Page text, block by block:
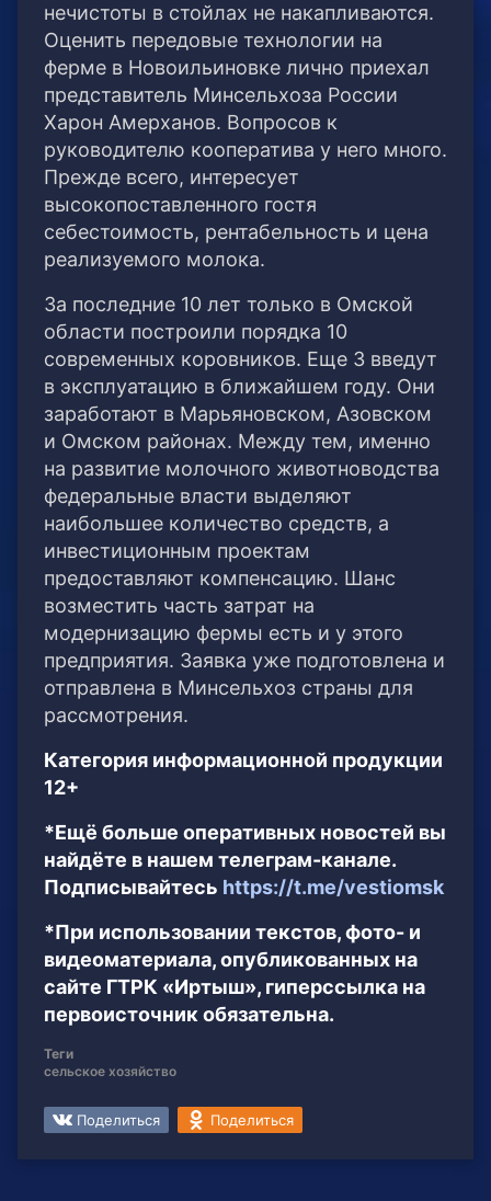
нечистоты в стойлах не накапливаются.
Оценить передовые технологии на
ферме в Новоильиновке лично приехал
представитель Минсельхоза России
Харон Амерханов. Вопросов к
руководителю кооператива у него много.
Прежде всего, интересует
высокопоставленного гостя
себестоимость, рентабельность и цена
реализуемого молока.
За последние 10 лет только в Омской
области построили порядка 10
современных коровников. Еще 3 введут
в эксплуатацию в ближайшем году. Они
заработают в Марьяновском, Азовском
и Омском районах. Между тем, именно
на развитие молочного животноводства
федеральные власти выделяют
наибольшее количество средств, а
инвестиционным проектам
предоставляют компенсацию. Шанс
возместить часть затрат на
модернизацию фермы есть и у этого
предприятия. Заявка уже подготовлена и
отправлена в Минсельхоз страны для
рассмотрения.
Категория информационной продукции
12+
*Ещё больше оперативных новостей вы
найдёте в нашем телеграм-канале.
Подписывайтесь https://t.me/vestiomsk
*При использовании текстов, фото- и
видеоматериала, опубликованных на
сайте ГТРК «Иртыш», гиперссылка на
первоисточник обязательна.
Теги
сельское хозяйство
Поделиться Поделиться